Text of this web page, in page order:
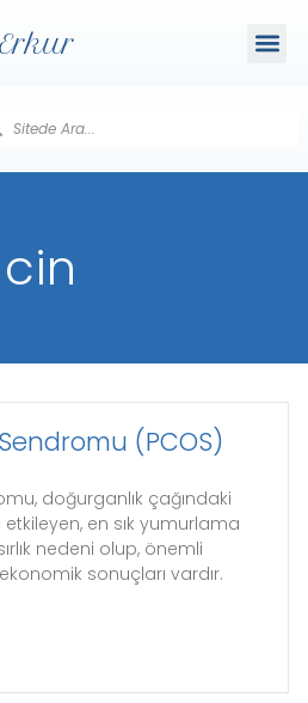
cin
(PCOS)
doğurganlık çağındaki
etkileyen, en sık yumurlama
nedeni olup, önemli
sonuçları vardır.